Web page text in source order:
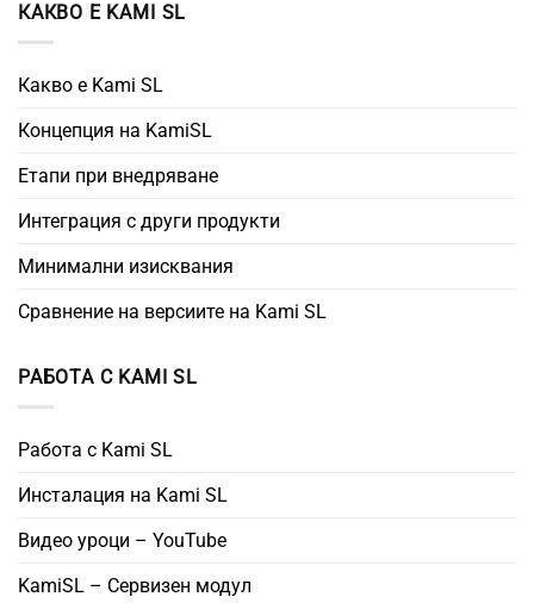
КАКВО Е KAMI SL
Какво е Kami SL
Концепция на KamiSL
Етапи при внедряване
Интеграция с други продукти
Минимални изисквания
Сравнение на версиите на Kami SL
РАБОТА С KAMI SL
Работа с Kami SL
Инсталация на Kami SL
Видео уроци – YouTube
KamiSL – Сервизен модул